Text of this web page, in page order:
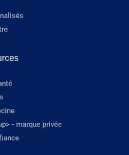
- marque privée